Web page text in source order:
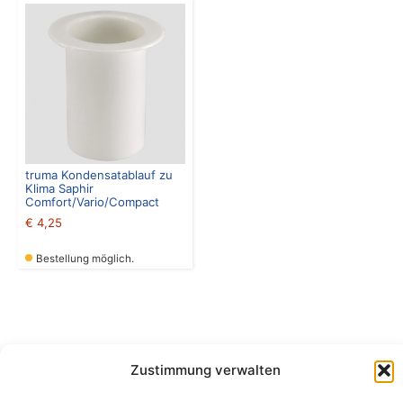
Zustimmung verwalten
truma Kondensatablauf zu
Klima Saphir
Comfort/Vario/Compact
€ 4,25
Bestellung möglich.